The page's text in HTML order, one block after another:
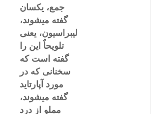
جمع، یکسان
گفته میشوند،
لیبراسیون، یعنی
تلویحاٌ این را
گفته است که
سخنانی که در
مورد آپارتاید
گفته میشوند،
مملو از درد